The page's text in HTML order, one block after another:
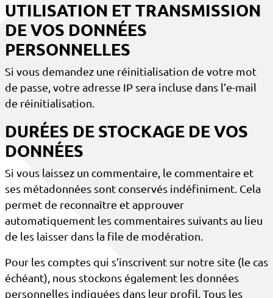
UTILISATION ET TRANSMISSION
DE VOS DONNÉES
PERSONNELLES
Si vous demandez une réinitialisation de votre mot
de passe, votre adresse IP sera incluse dans l’e-mail
de réinitialisation.
DURÉES DE STOCKAGE DE VOS
DONNÉES
Si vous laissez un commentaire, le commentaire et
ses métadonnées sont conservés indéfiniment. Cela
permet de reconnaître et approuver
automatiquement les commentaires suivants au lieu
de les laisser dans la file de modération.
Pour les comptes qui s’inscrivent sur notre site (le cas
échéant), nous stockons également les données
personnelles indiquées dans leur profil. Tous les